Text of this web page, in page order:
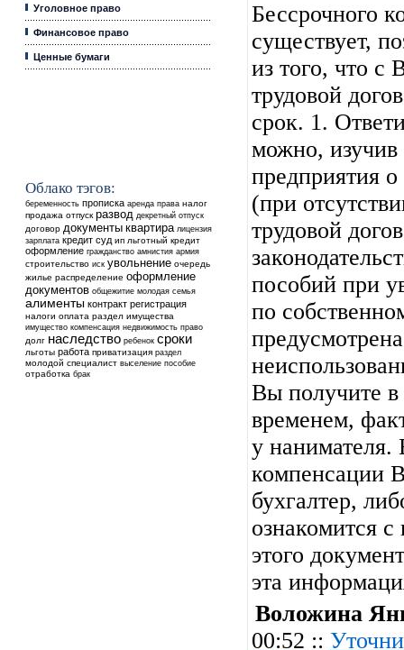
Уголовное право
Финансовое право
Ценные бумаги
Облако тэгов:
беременность прописка аренда права налог
продажа отпуск развод декретный отпуск
договор документы квартира лицензия
зарплата кредит суд ип льготный кредит
оформление гражданство амнистия армия
строительство иск увольнение очередь
жилье распределение оформление
документов общежитие молодая семья
алименты контракт регистрация
налоги оплата раздел имущества
имущество компенсация недвижимость право
долг наследство ребенок сроки
льготы работа приватизация раздел
молодой специалист выселение пособие
отработка брак
Бессрочного
существует,
из того, что с
трудовой
срок. 1.
можно,
предприятия
(при
трудовой
пособий при
по
Вы получите в
временем,
у нанимателя.
компенсации
бухгалтер,
ознакомится
этого
эта
Воложина
00:52 ::